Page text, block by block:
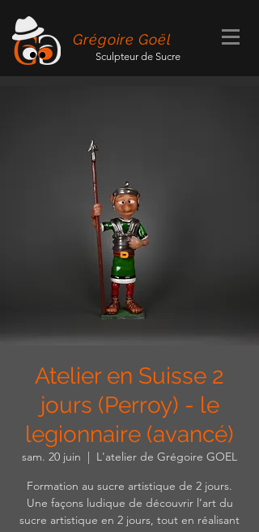
Grégoire Goël
Sculpteur de Sucre
Atelier en Suisse 2
jours (Perroy) - le
legionnaire (avancé)
sam. 20 juin
  |
L'atelier de Grégoire GOEL
Formation au sucre artistique de 2 jours.
Une façons ludique de découvrir l’art du
sucre artistique en 2 jours, tout en réalisant